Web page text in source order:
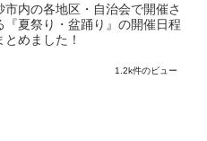
市内の各地区・自治会で開催さ
『夏祭り・盆踊り』の開催日程
とめました！
1.2k件のビュー